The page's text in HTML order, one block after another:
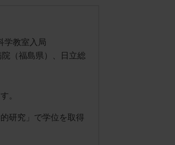
学教室入局
（福島県）、日立総
。
研究」で学位を取得